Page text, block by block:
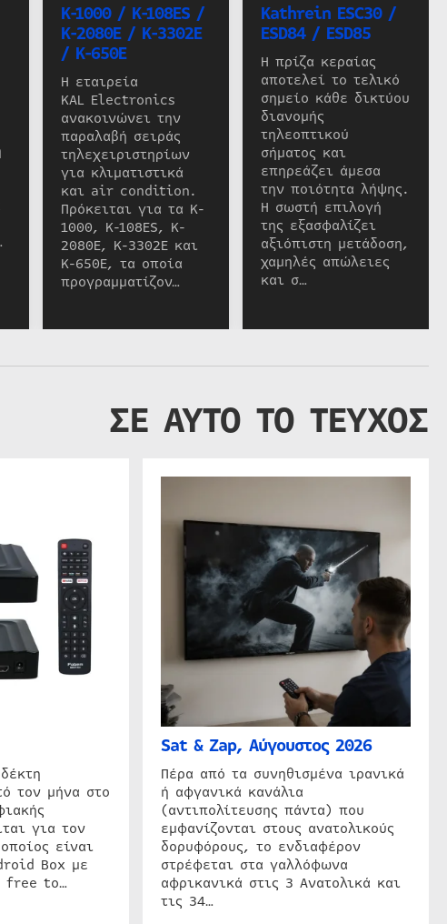
K-1000 / K-108ES /
K-2080E / K-3302E
/ K-650E
Η εταιρεία
KAL Electronics
ανακοινώνει την
παραλαβή σειράς
τηλεχειριστηρίων
για κλιματιστικά
και air condition.
Πρόκειται για τα K-
1000, K-108ES, K-
2080E, K-3302E και
K-650E, τα οποία
προγραμματίζον…
Kathrein ESC30 /
ESD84 / ESD85
Η πρίζα κεραίας
αποτελεί το τελικό
σημείο κάθε δικτύου
διανομής
τηλεοπτικού
σήματος και
επηρεάζει άμεσα
την ποιότητα λήψης.
Η σωστή επιλογή
της εξασφαλίζει
αξιόπιστη μετάδοση,
χαμηλές απώλειες
και σ…
ΣΕ ΑΥΤΟ ΤΟ ΤΕΥΧΟΣ
τον μήνα στο
για τον
είναι
Box με
free to…
Sat & Zap, Αύγουστος 2026
Πέρα από τα συνηθισμένα ιρανικά
ή αφγανικά κανάλια
(αντιπολίτευσης πάντα) που
εμφανίζονται στους ανατολικούς
δορυφόρους, το ενδιαφέρον
στρέφεται στα γαλλόφωνα
αφρικανικά στις 3 Ανατολικά και
τις 34…